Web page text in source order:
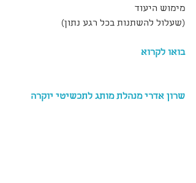
מימוש היעוד
(שעלול להשתנות בכל רגע נתון)
בואו לקרוא
שרון אדרי מנהלת מותג לתכשיטי יוקרה